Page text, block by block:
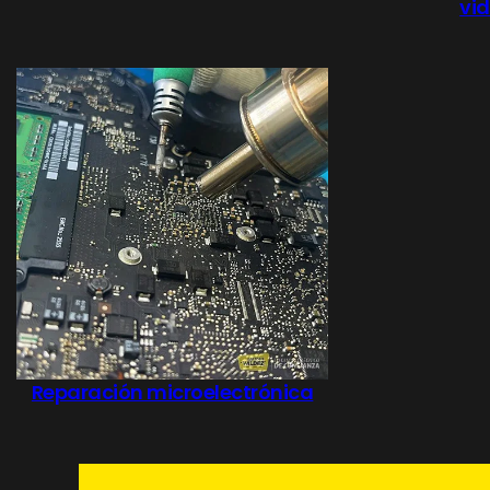
Reparación microelectrónica